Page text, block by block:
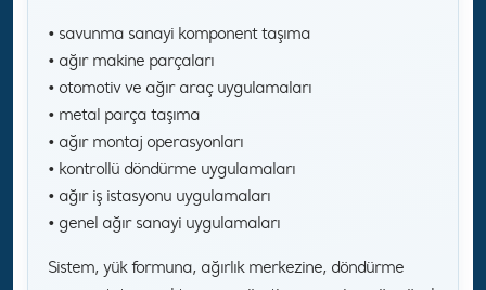
• savunma sanayi komponent taşıma
• ağır makine parçaları
• otomotiv ve ağır araç uygulamaları
• metal parça taşıma
• ağır montaj operasyonları
• kontrollü döndürme uygulamaları
• ağır iş istasyonu uygulamaları
• genel ağır sanayi uygulamaları
Sistem, yük formuna, ağırlık merkezine, döndürme